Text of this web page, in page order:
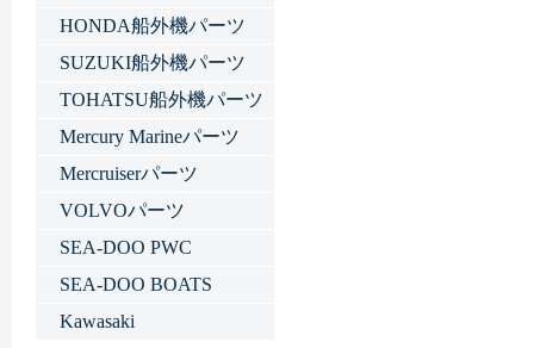
HONDA船外機パーツ
SUZUKI船外機パーツ
TOHATSU船外機パーツ
Mercury Marineパーツ
Mercruiserパーツ
VOLVOパーツ
SEA-DOO PWC
SEA-DOO BOATS
Kawasaki